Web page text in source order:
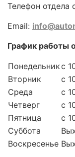
Телефон отдела
Email:
График работы
Понедельникс
Вторник
с
Среда
с
Четверг
с
Пятница
с
Суббота
Воскресенье